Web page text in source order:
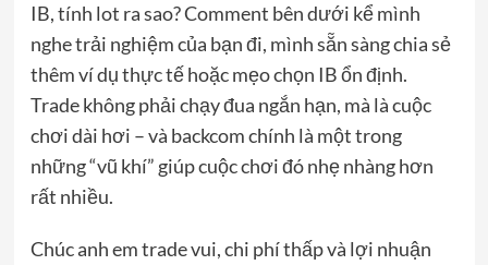
IB, tính lot ra sao? Comment bên dưới kể mình
nghe trải nghiệm của bạn đi, mình sẵn sàng chia sẻ
thêm ví dụ thực tế hoặc mẹo chọn IB ổn định.
Trade không phải chạy đua ngắn hạn, mà là cuộc
chơi dài hơi – và backcom chính là một trong
những “vũ khí” giúp cuộc chơi đó nhẹ nhàng hơn
rất nhiều.
Chúc anh em trade vui, chi phí thấp và lợi nhuận